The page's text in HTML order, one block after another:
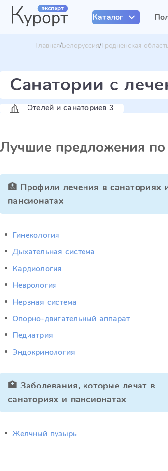
Каталог
Главная Белоруссия Гродненская область
Санатории с
Отелей и санаториев 3
Лучшие предложения по
🏥 Профили лечения в санаториях
пансионатах
Гинекология
Дыхательная система
Кардиология
Неврология
Нервная система
Опорно-двигательный аппарат
Педиатрия
Эндокринология
🏥 Заболевания, которые лечат в
санаториях и пансионатах
Желчный пузырь